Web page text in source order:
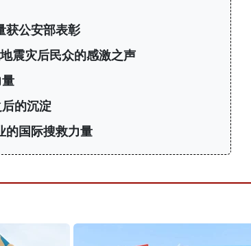
获公安部表彰
震灾后民众的感激之声
的沉淀
的国际搜救力量